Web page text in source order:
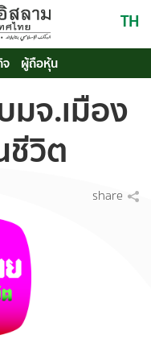
TH
ผู้ถือหุ้น
มจ.เมือง
ชีวิต
share